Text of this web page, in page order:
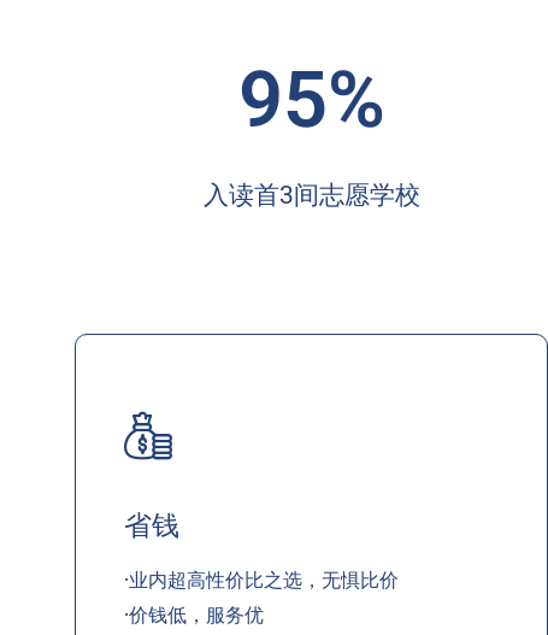
95%
入读首3间志愿学校
省钱
·业内超高性价比之选，无惧比价
·价钱低，服务优